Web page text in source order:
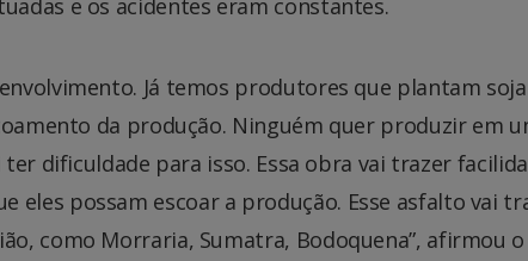
Já temos produtores que plantam
da produção. Ninguém quer produzir em
dificuldade para isso. Essa obra vai trazer
eles possam escoar a produção. Esse asfalto vai
como Morraria, Sumatra, Bodoquena”, afirmou